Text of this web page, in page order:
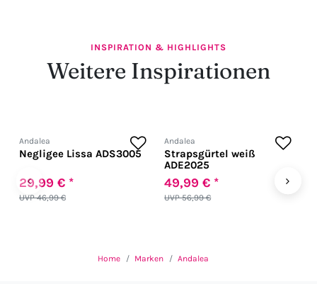
INSPIRATION & HIGHLIGHTS
Weitere Inspirationen
‹
Andalea
Negligee Lissa ADS3005
UVP 46,99 €
29,99 € *
Andalea
Strapsgürtel weiß
ADE2025
UVP 56,99 €
49,99 € * ›
Home Marken Andalea